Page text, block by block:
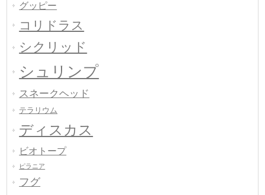
グッピー
コリドラス
シクリッド
シュリンプ
スネークヘッド
テラリウム
ディスカス
ビオトープ
ピラニア
フグ